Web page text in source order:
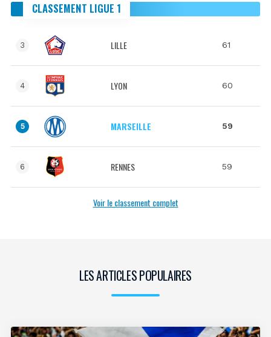
CLASSEMENT LIGUE 1
3 LILLE 61
4 LYON 60
5 MARSEILLE 59
6 RENNES 59
Voir le classement complet
LES ARTICLES POPULAIRES